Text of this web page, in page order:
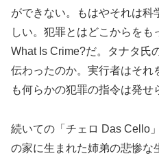
ができない。もはやそれは
しい。犯罪とはどこからを
What Is Crime?だ。タナタ氏
伝わったのか。実行者はそれ
も何らかの犯罪の指令は発せ
続いての「チェロ Das Cello
の家に生まれた姉弟の悲惨な